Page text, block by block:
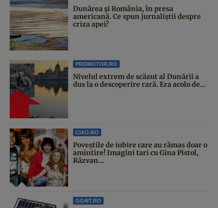
Dunărea și România, în presa
americană. Ce spun jurnaliștii despre
criza apei?
PROMOTOR.RO
Nivelul extrem de scăzut al Dunării a
dus la o descoperire rară. Era acolo de...
CIAO.RO
Poveştile de iubire care au rămas doar o
amintire! Imagini tari cu Gina Pistol,
Răzvan...
GO4IT.RO